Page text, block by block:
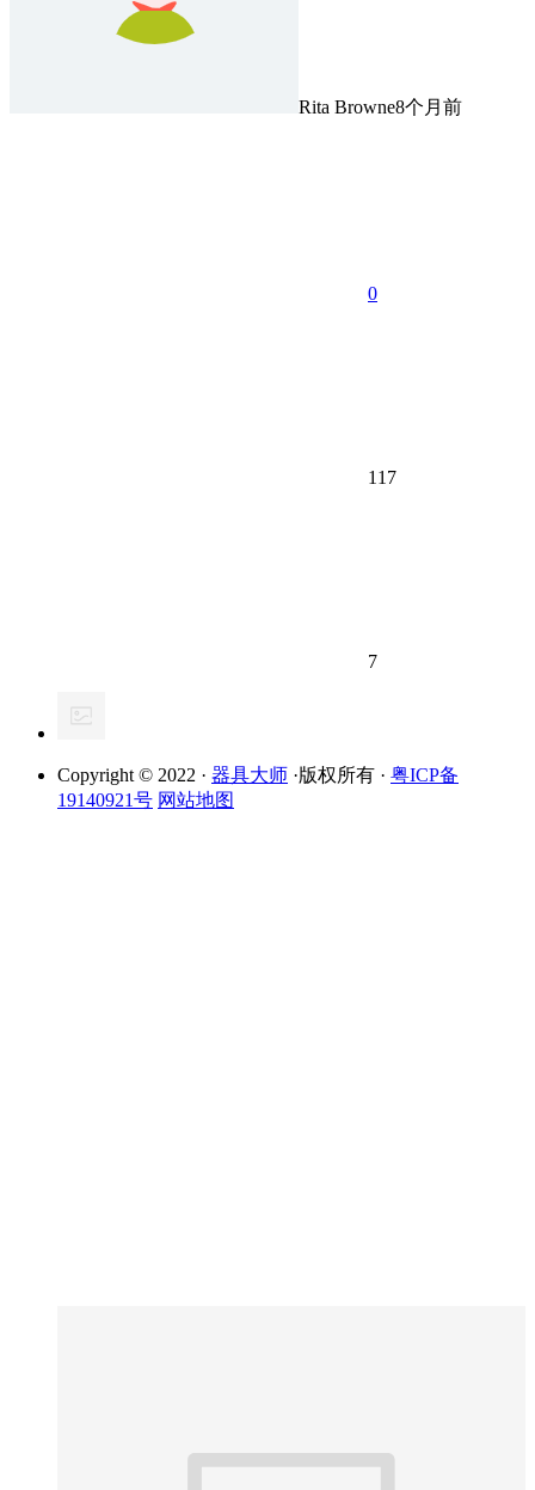
Rita Browne8个月前
0
117
7
Copyright © 2022 · 器具大师 ·版权所有 · 粤ICP备
19140921号 网站地图